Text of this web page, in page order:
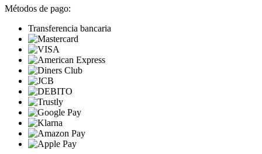
Métodos de pago:
Transferencia bancaria